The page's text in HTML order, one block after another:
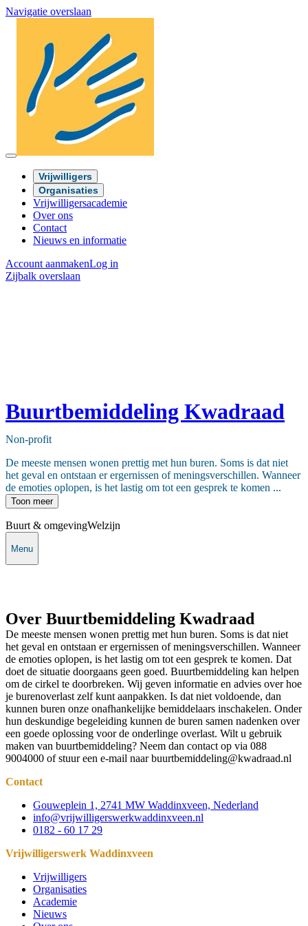
Navigatie overslaan
Vrijwilligers
Organisaties
Vrijwilligersacademie
Over ons
Contact
Nieuws en informatie
Account aanmakenLog in
Zijbalk overslaan
Buurtbemiddeling Kwadraad
Non-profit
De meeste mensen wonen prettig met hun buren. Soms is dat niet
het geval en ontstaan er ergernissen of meningsverschillen. Wanneer
de emoties oplopen, is het lastig om tot een gesprek te komen ...
Toon meer
Buurt & omgevingWelzijn
Menu
Over Buurtbemiddeling Kwadraad
De meeste mensen wonen prettig met hun buren. Soms is dat niet
het geval en ontstaan er ergernissen of meningsverschillen. Wanneer
de emoties oplopen, is het lastig om tot een gesprek te komen. Dat
doet de situatie doorgaans geen goed. Buurtbemiddeling kan helpen
om de cirkel te doorbreken. Wij geven informatie en advies over hoe
je burenoverlast zelf kunt aanpakken. Is dat niet voldoende, dan
kunnen buren onze onafhankelijke bemiddelaars inschakelen. Onder
hun deskundige begeleiding kunnen de buren samen nadenken over
een goede oplossing voor de onderlinge overlast. Wilt u gebruik
maken van buurtbemiddeling? Neem dan contact op via 088
9004000 of stuur een e-mail naarbuurtbemiddeling@kwadraad.nl
Contact
Gouweplein 1, 2741 MW Waddinxveen, Nederland
info@vrijwilligerswerkwaddinxveen.nl
0182 - 60 17 29
Vrijwilligerswerk Waddinxveen
Vrijwilligers
Organisaties
Academie
Nieuws